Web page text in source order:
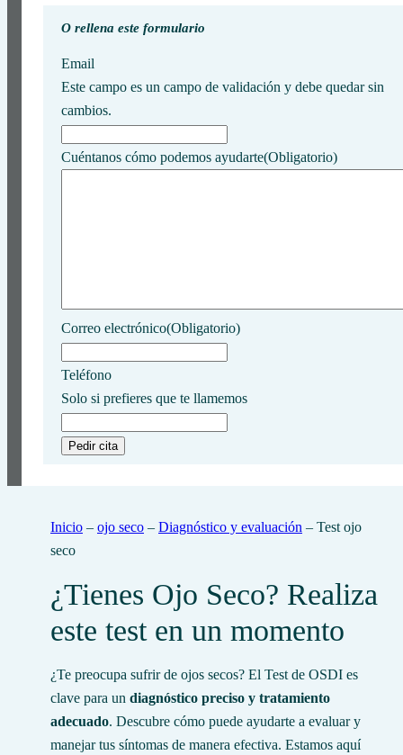
O rellena este formulario
Email
Este campo es un campo de validación y debe quedar sin
cambios.
Cuéntanos cómo podemos ayudarte(Obligatorio)
Correo electrónico(Obligatorio)
Teléfono
Solo si prefieres que te llamemos
Inicio – ojo seco – Diagnóstico y evaluación – Test ojo
seco
¿Tienes Ojo Seco? Realiza
este test en un momento
¿Te preocupa sufrir de ojos secos? El Test de OSDI es
clave para un diagnóstico preciso y tratamiento
adecuado. Descubre cómo puede ayudarte a evaluar y
manejar tus síntomas de manera efectiva. Estamos aquí